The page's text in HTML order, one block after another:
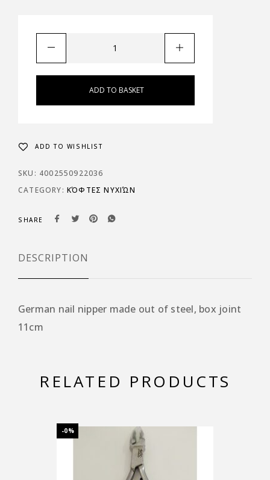
ADD TO BASKET
ADD TO WISHLIST
SKU: 4002550922036
CATEGORY: ΚΌΦΤΕΣ ΝΥΧΙΏΝ
SHARE
DESCRIPTION
German nail nipper made out of steel, box joint
11cm
RELATED PRODUCTS
-0%